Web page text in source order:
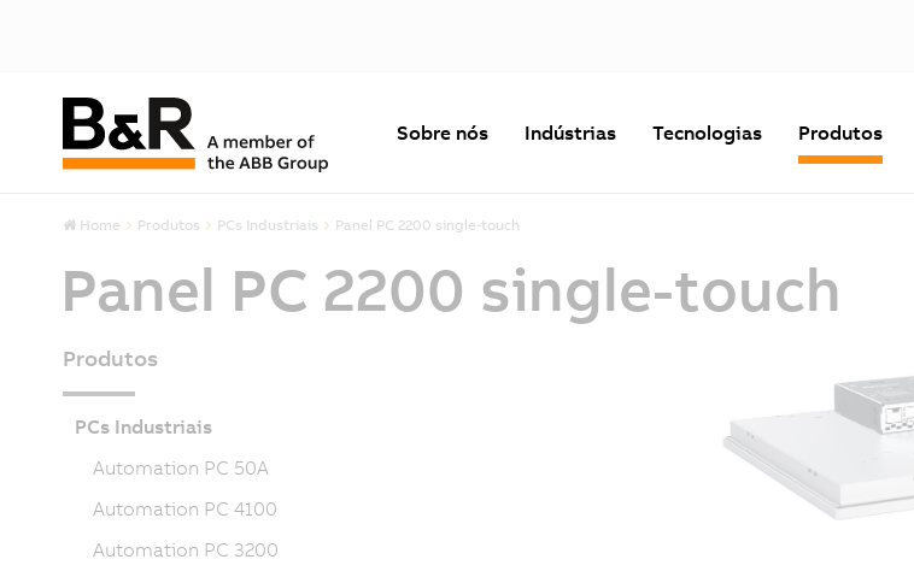
Sobre nós Indústrias Tecnologias Produtos
Home Produtos PCs Industriais Panel PC 2200 single-touch
Panel PC 2200 single-touch
Produtos
PCs Industriais
Automation PC 50A
Automation PC 4100
Automation PC 3200